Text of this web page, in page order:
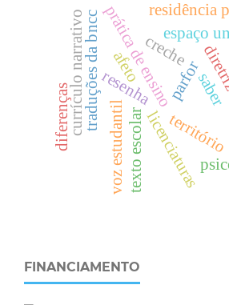
resenha
território
prática de ensino
texto escolar
espaço
saber
residência
licenciaturas
parfor
voz estudantil
creche
traduções da bncc
currículo narrativo
diferenças
afeto
FINANCIAMENTO